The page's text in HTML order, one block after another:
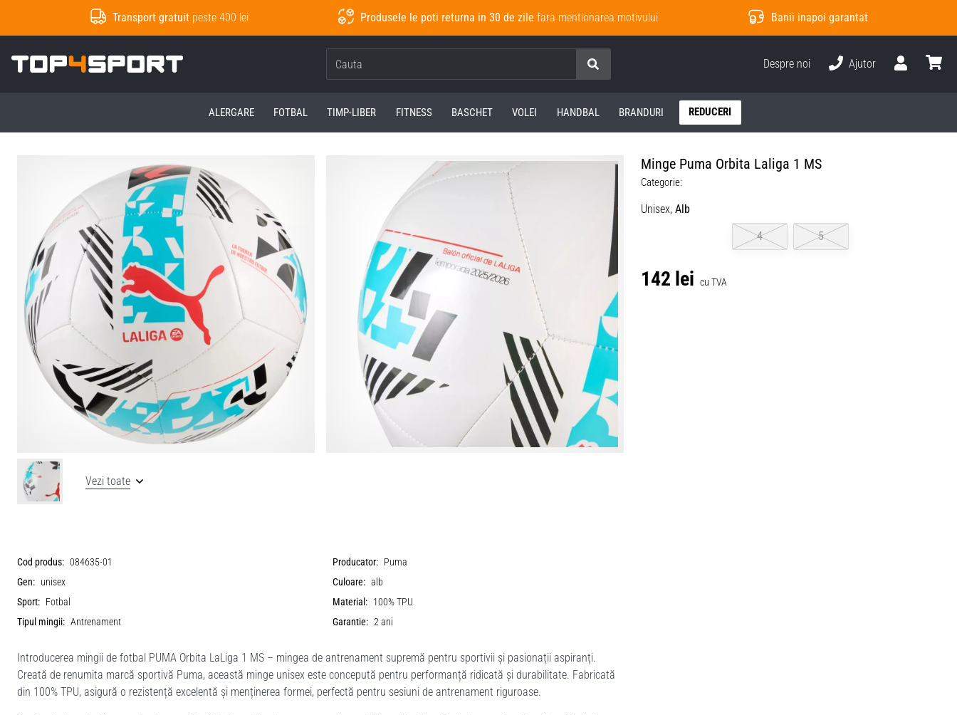
Transport gratuitpeste 400 lei Produsele le poti returna in 30 de zile fara mentionarea motivului Banii inapoi garantat
Top4Sport.ro
Cauta
Despre noi
Ajutor
ALERGARE FOTBAL TIMP-LIBER FITNESS BASCHET VOLEI HANDBAL BRANDURI REDUCERI
Minge Puma Orbita Laliga 1 MS
Categorie:
Unisex, Alb
4
5
142 lei cu TVA
Vezi toate
Cod produs: 084635-01 Producator: Puma
Gen: unisex Culoare: alb
Sport: Fotbal Material: 100% TPU
Tipul mingii: Antrenament Garantie: 2 ani
Introducerea mingii de fotbal PUMA Orbita LaLiga 1 MS – mingea de antrenament supremă pentru sportivii și pasionații aspiranți.
Creată de renumita marcă sportivă Puma, această minge unisex este concepută pentru performanță ridicată și durabilitate. Fabricată
din 100% TPU, asigură o rezistență excelentă și menținerea formei, perfectă pentru sesiuni de antrenament riguroase.